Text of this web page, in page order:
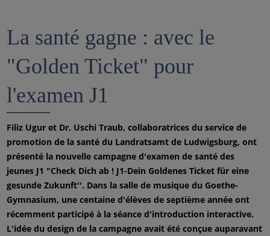
La santé gagne : avec le
"Golden Ticket" pour
l'examen J1
Filiz Ugur et Dr. Uschi Traub, collaboratrices du service de
promotion de la santé du Landratsamt de Ludwigsburg, ont
présenté la nouvelle campagne d'examen de santé des
jeunes J1 "Check Dich ab ! J1-Dein Goldenes Ticket für eine
gesunde Zukunft''. Dans la salle de musique du Goethe-
Gymnasium, une centaine d'élèves de septième année ont
récemment participé à la séance d'introduction interactive.
L'idée du design de la campagne avait été conçue auparavant